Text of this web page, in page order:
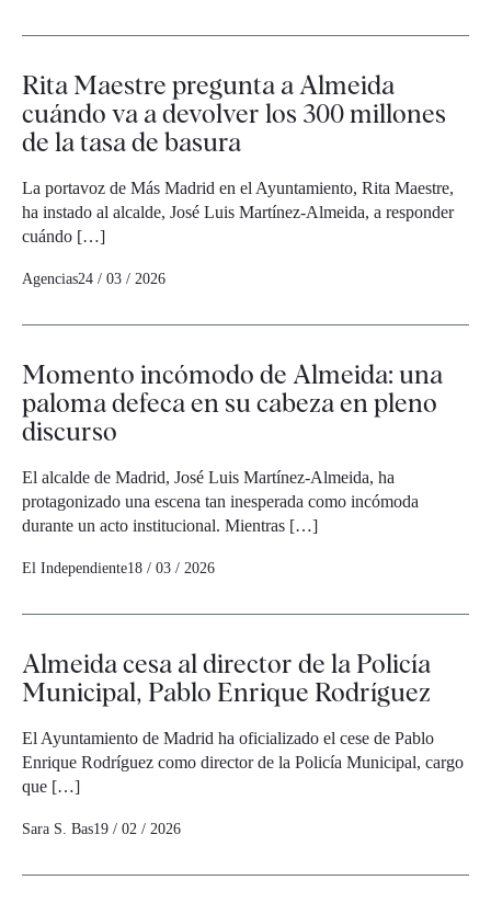
Rita Maestre pregunta a Almeida
cuándo va a devolver los 300 millones
de la tasa de basura
La portavoz de Más Madrid en el Ayuntamiento, Rita Maestre,
ha instado al alcalde, José Luis Martínez-Almeida, a responder
cuándo […]
Agencias24 / 03 / 2026
Momento incómodo de Almeida: una
paloma defeca en su cabeza en pleno
discurso
El alcalde de Madrid, José Luis Martínez-Almeida, ha
protagonizado una escena tan inesperada como incómoda
durante un acto institucional. Mientras […]
El Independiente18 / 03 / 2026
Almeida cesa al director de la Policía
Municipal, Pablo Enrique Rodríguez
El Ayuntamiento de Madrid ha oficializado el cese de Pablo
Enrique Rodríguez como director de la Policía Municipal, cargo
que […]
Sara S. Bas19 / 02 / 2026